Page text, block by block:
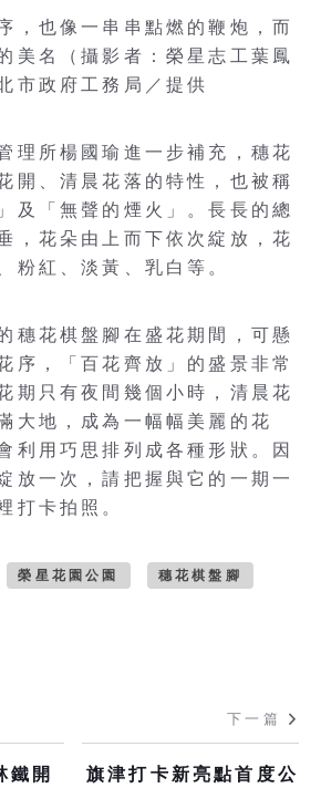
，也像一串串點燃的鞭炮，而
美名（攝影者：榮星志工葉鳳
市政府工務局／提供
理所楊國瑜進一步補充，穗花
開、清晨花落的特性，也被稱
及「無聲的煙火」。長長的總
，花朵由上而下依次綻放，花
粉紅、淡黃、乳白等。
穗花棋盤腳在盛花期間，可懸
序，「百花齊放」的盛景非常
期只有夜間幾個小時，清晨花
大地，成為一幅幅美麗的花
利用巧思排列成各種形狀。因
放一次，請把握與它的一期一
打卡拍照。
榮星花園公園 穗花棋盤腳
鐵開
下一篇
旗津打卡新亮點首度公